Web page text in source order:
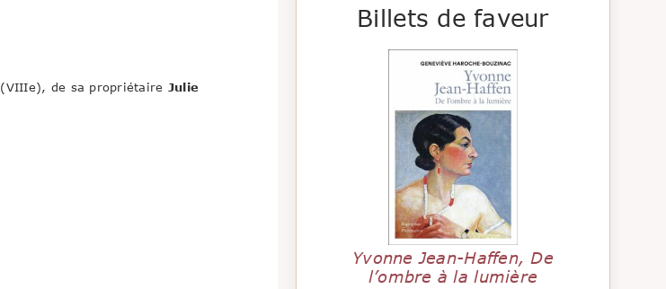
(VIIIe), de sa propriétaire Julie
Billets de faveur
Yvonne Jean-Haffen, De
l’ombre à la lumière